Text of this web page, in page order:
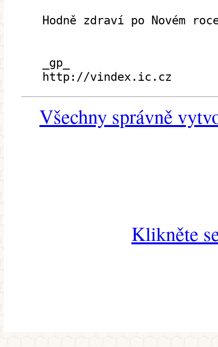
Hodně zdraví po Novém
_gp_
http://vindex.ic.cz
Všechny správně
Klikněte